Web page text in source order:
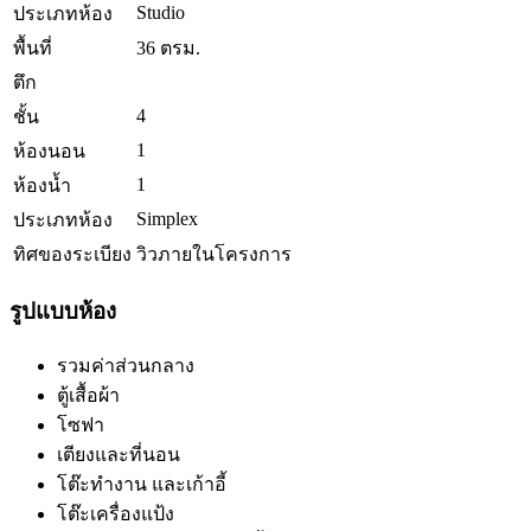
ประเภทห้อง
Studio
พื้นที่
36 ตรม.
ตึก
ชั้น
4
ห้องนอน
1
ห้องน้ำ
1
ประเภทห้อง
Simplex
ทิศของระเบียง วิวภายในโครงการ
รูปแบบห้อง
รวมค่าส่วนกลาง
ตู้เสื้อผ้า
โซฟา
เตียงและที่นอน
โต๊ะทำงาน และเก้าอี้
โต๊ะเครื่องแป้ง